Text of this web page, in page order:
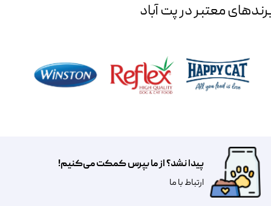
معتبر در پت آباد
پیدا نشد؟ از ما بپرس کمکت می‌کنیم!
​​​ارتباط با ما